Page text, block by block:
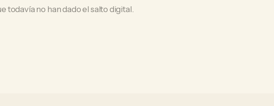
todavía no han dado el salto digital.